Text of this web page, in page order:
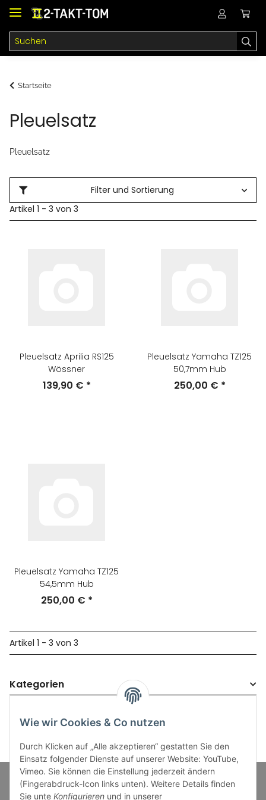
Startseite
Pleuelsatz
Pleuelsatz
Filter und Sortierung
Artikel 1 - 3 von 3
Pleuelsatz Aprilia RS125
Wössner
139,90 € *
Pleuelsatz Yamaha TZ125
50,7mm Hub
250,00 € *
Pleuelsatz Yamaha TZ125
54,5mm Hub
250,00 € *
Artikel 1 - 3 von 3
Kategorien
Informationen
Wie wir Cookies & Co nutzen
Durch Klicken auf „Alle akzeptieren“ gestatten Sie den
Einsatz folgender Dienste auf unserer Website: YouTube,
Vimeo. Sie können die Einstellung jederzeit ändern
(Fingerabdruck-Icon links unten). Weitere Details finden
Sie unte Konfigurieren und in unserer